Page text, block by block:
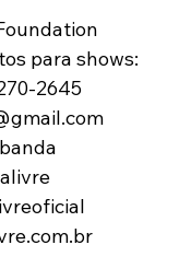
para shows:
2645